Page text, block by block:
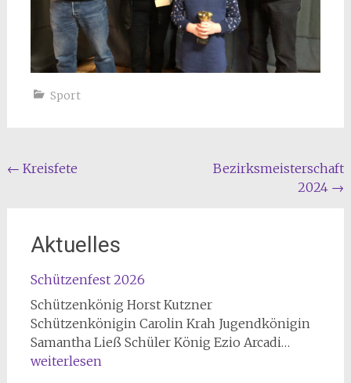
Sport
Beitragsnavigation
← Kreisfete
Bezirksmeisterschaft
2024 →
Aktuelles
Schützenfest 2026
Schützenkönig Horst Kutzner
Schützenkönigin Carolin Krah Jugendkönigin
Samantha Ließ Schüler König Ezio Arcadi…
weiterlesen